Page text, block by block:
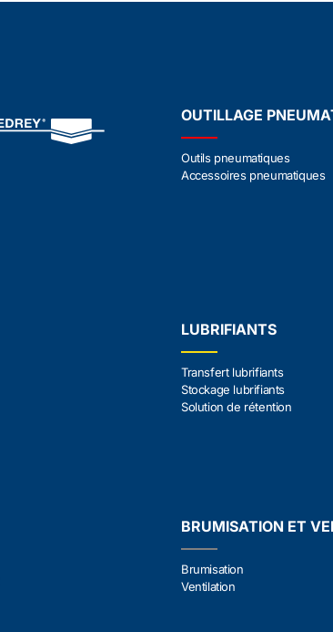
OUTILLAGE
Outils pneumatiques
Accessoires pneumatiques
LUBRIFIANTS
Transfert lubrifiants
Stockage lubrifiants
Solution de rétention
BRUMISATION ET
Brumisation
Ventilation